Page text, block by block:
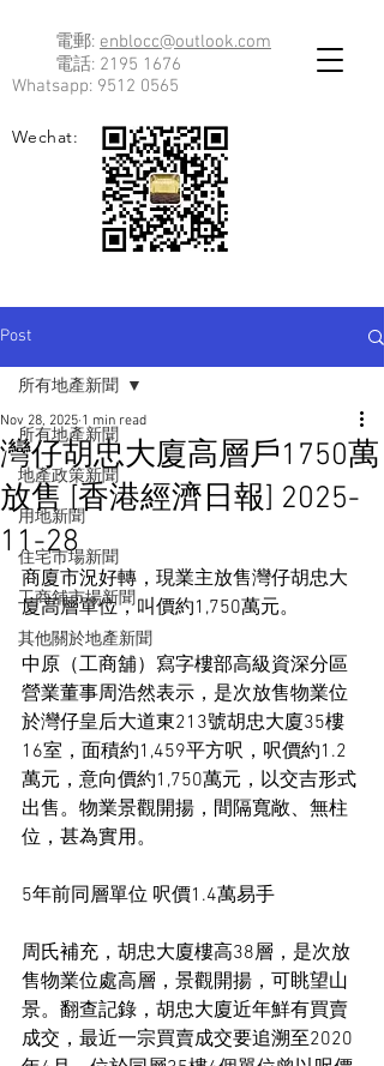
電郵: enblocc@outlook.com
電話: 2195 1676
Whatsapp: 9512 0565
Wechat:
Post
所有地產新聞
地產政策新聞
用地新聞
住宅市場新聞
工商舖市場新聞
其他關於地產新聞
所有地產新聞
灣仔胡忠大廈高層戶1750萬
放售 [香港經濟日報] 2025-
11-28
Nov 28, 2025 1 min read
商廈市況好轉，現業主放售灣仔胡忠大
廈高層單位，叫價約1,750萬元。
中原（工商舖）寫字樓部高級資深分區
營業董事周浩然表示，是次放售物業位
於灣仔皇后大道東213號胡忠大廈35樓
16室，面積約1,459平方呎，呎價約1.2
萬元，意向價約1,750萬元，以交吉形式
出售。物業景觀開揚，間隔寬敞、無柱
位，甚為實用。
5年前同層單位 呎價1.4萬易手
周氏補充，胡忠大廈樓高38層，是次放
售物業位處高層，景觀開揚，可眺望山
景。翻查記錄，胡忠大廈近年鮮有買賣
成交，最近一宗買賣成交要追溯至2020